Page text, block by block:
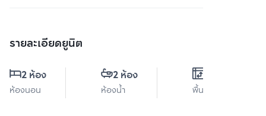
รายละเอียดยูนิต
2 ห้อง
ห้องนอน
2 ห้อง
ห้องน้ำ พื้นที่ใช้สอย